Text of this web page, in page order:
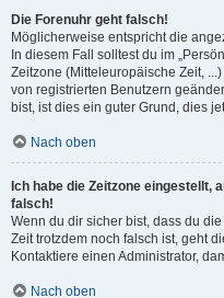
Die Forenuhr geht falsch!
Möglicherweise entspricht die
In diesem Fall solltest du im
Zeitzone (Mitteleuropäische Zeit,
von registrierten Benutzern
bist, ist dies ein guter Grund, dies
Nach oben
Ich habe die Zeitzone eingestellt,
falsch!
Wenn du dir sicher bist, dass du
Zeit trotzdem noch falsch ist, geht
Kontaktiere einen Administrator,
Nach oben